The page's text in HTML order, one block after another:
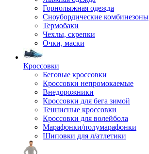
Горнолыжная одежда
Сноубордические комбинезоны
Термобаки
Чехлы, скрепки
Очки, маски
Кроссовки
Беговые кроссовки
Кроссовки непромокаемые
Внедорожники
Кроссовки для бега зимой
Теннисные кроссовки
Кроссовки для волейбола
Марафонки/полумарафонки
Шиповки для л/атлетики